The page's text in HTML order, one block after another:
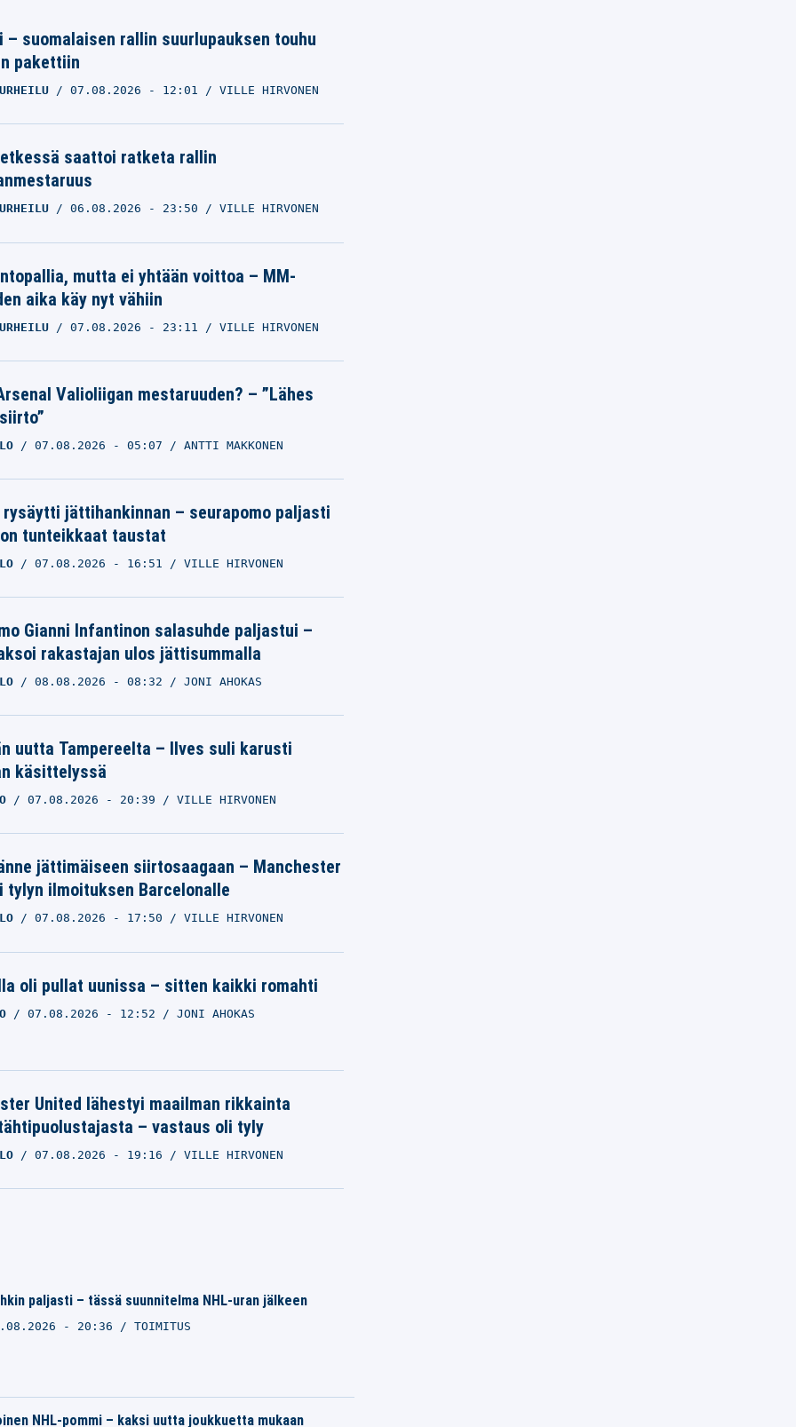
Enni Mälkönen vain nauroi
RALLIN SM-SARJA
VILLE HIRVONEN
Nyt oli kova veto Esapekka Lapilta
suomalaisen rallin suurlupauksen touhu
pakettiin
07.08.2026 - 12:01 VILLE HIRVONEN
saattoi ratketa rallin
06.08.2026 - 23:50 VILLE HIRVONEN
mutta ei yhtään voittoa – MM-
aika käy nyt vähiin
07.08.2026 - 23:11 VILLE HIRVONEN
Valioliigan mestaruuden? – ”Lähes
07.08.2026 - 05:07 ANTTI MAKKONEN
jättihankinnan – seurapomo paljasti
tunteikkaat taustat
07.08.2026 - 16:51 VILLE HIRVONEN
Gianni Infantinon salasuhde paljastui –
rakastajan ulos jättisummalla
08.08.2026 - 08:32 JONI AHOKAS
uutta Tampereelta – Ilves suli karusti
käsittelyssä
07.08.2026 - 20:39 VILLE HIRVONEN
jättimäiseen siirtosaagaan – Manchester
tylyn ilmoituksen Barcelonalle
07.08.2026 - 17:50 VILLE HIRVONEN
oli pullat uunissa – sitten kaikki romahti
07.08.2026 - 12:52 JONI AHOKAS
United lähestyi maailman rikkainta
– vastaus oli tyly
07.08.2026 - 19:16 VILLE HIRVONEN
paljasti – tässä suunnitelma NHL-uran jälkeen
- 20:36 TOIMITUS
NHL-pommi – kaksi uutta joukkuetta mukaan